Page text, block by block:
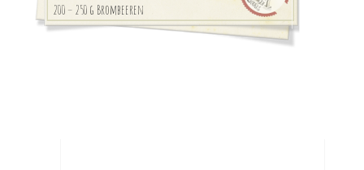
200 – 250 g Brombeeren